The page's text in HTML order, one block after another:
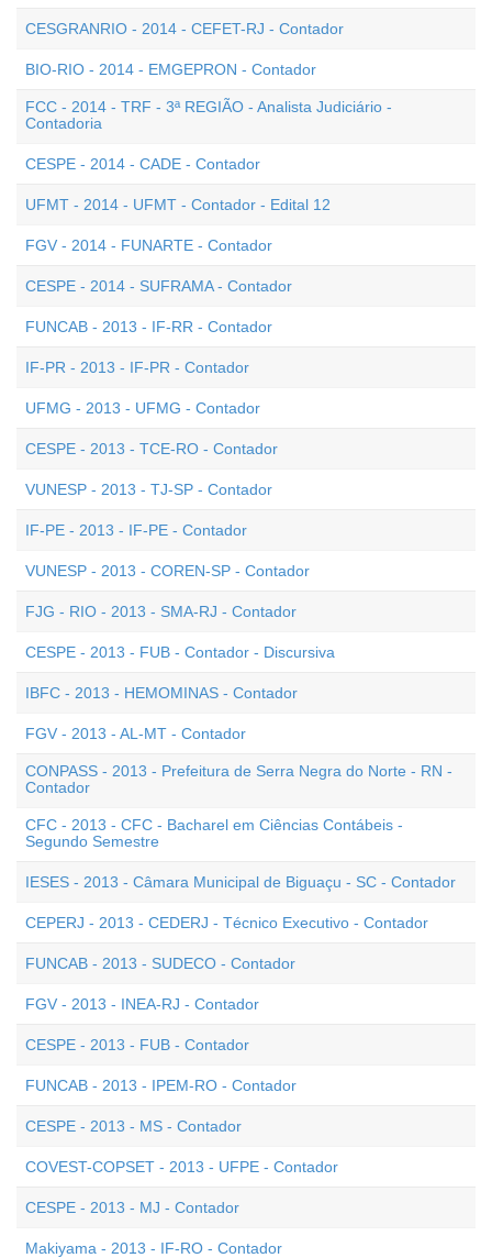
CESGRANRIO - 2014 - CEFET-RJ - Contador
BIO-RIO - 2014 - EMGEPRON - Contador
FCC - 2014 - TRF - 3ª REGIÃO - Analista Judiciário -
Contadoria
CESPE - 2014 - CADE - Contador
UFMT - 2014 - UFMT - Contador - Edital 12
FGV - 2014 - FUNARTE - Contador
CESPE - 2014 - SUFRAMA - Contador
FUNCAB - 2013 - IF-RR - Contador
IF-PR - 2013 - IF-PR - Contador
UFMG - 2013 - UFMG - Contador
CESPE - 2013 - TCE-RO - Contador
VUNESP - 2013 - TJ-SP - Contador
IF-PE - 2013 - IF-PE - Contador
VUNESP - 2013 - COREN-SP - Contador
FJG - RIO - 2013 - SMA-RJ - Contador
CESPE - 2013 - FUB - Contador - Discursiva
IBFC - 2013 - HEMOMINAS - Contador
FGV - 2013 - AL-MT - Contador
CONPASS - 2013 - Prefeitura de Serra Negra do Norte - RN -
Contador
CFC - 2013 - CFC - Bacharel em Ciências Contábeis -
Segundo Semestre
IESES - 2013 - Câmara Municipal de Biguaçu - SC - Contador
CEPERJ - 2013 - CEDERJ - Técnico Executivo - Contador
FUNCAB - 2013 - SUDECO - Contador
FGV - 2013 - INEA-RJ - Contador
CESPE - 2013 - FUB - Contador
FUNCAB - 2013 - IPEM-RO - Contador
CESPE - 2013 - MS - Contador
COVEST-COPSET - 2013 - UFPE - Contador
CESPE - 2013 - MJ - Contador
Makiyama - 2013 - IF-RO - Contador